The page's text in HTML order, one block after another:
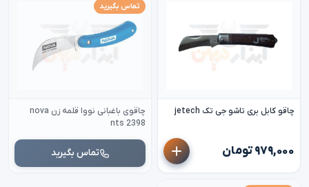
چاقو کابل بری تاشو جی تک jetech
۹۷۹,۰۰۰ تومان
تماس بگیرید
چاقوی باغبانی نووا قلمه زن nova
nts 2398
تماس بگیرید